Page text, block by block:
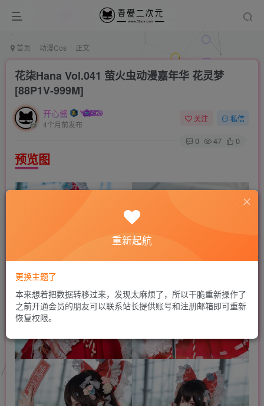
首页 动漫Cos 正文
花柒Hana Vol.041 萤火虫动漫嘉年华 花灵梦
[88P1V-999M]
开心酱
4个月前发布
关注 私信
0 47 0
预览图
重新起航
更换主题了
本来想着把数据转移过来，发现太麻烦了，所以干脆重新操作了
之前开通会员的朋友可以联系站长提供账号和注册邮箱即可重新
恢复权限。